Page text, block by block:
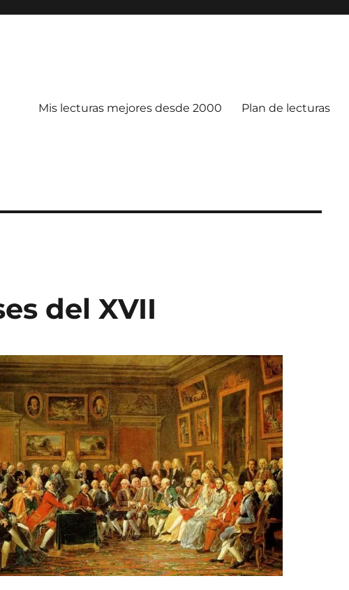
Mis lecturas mejores desde 2000 Plan de lecturas
del XVII